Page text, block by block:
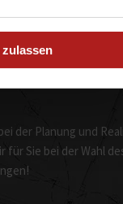
der Planung und
Sie bei der Wahl